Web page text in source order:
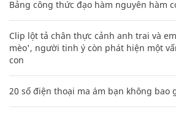
Bảng công thức đạo hàm nguyên hàm
Clip lột tả chân thực cảnh anh trai và
mèo', người tinh ý còn phát hiện một
con
20 số điện thoại ma ám bạn không bao